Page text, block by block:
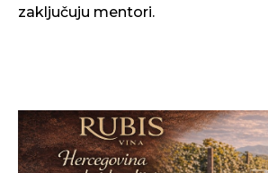
zaključuju mentori.